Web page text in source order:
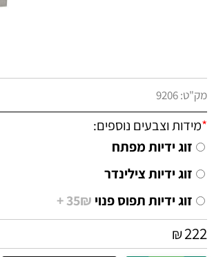
מק"ט:9206
*מידות וצבעים נוספים:
זוג ידיות מפתח
זוג ידיות צילינדר
זוג ידיות תפוס פנוי 35₪ +
₪222